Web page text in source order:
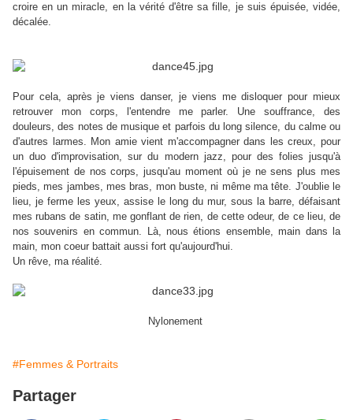
croire en un miracle, en la vérité d'être sa fille, je suis épuisée, vidée,
décalée.
Pour cela, après je viens danser, je viens me disloquer pour mieux
retrouver mon corps, l'entendre me parler. Une souffrance, des
douleurs, des notes de musique et parfois du long silence, du calme ou
d'autres larmes. Mon amie vient m'accompagner dans les creux, pour
un duo d'improvisation, sur du modern jazz, pour des folies jusqu'à
l'épuisement de nos corps, jusqu'au moment où je ne sens plus mes
pieds, mes jambes, mes bras, mon buste, ni même ma tête. J'oublie le
lieu, je ferme les yeux, assise le long du mur, sous la barre, défaisant
mes rubans de satin, me gonflant de rien, de cette odeur, de ce lieu, de
nos souvenirs en commun. Là, nous étions ensemble, main dans la
main, mon coeur battait aussi fort qu'aujourd'hui.
Un rêve, ma réalité.
Nylonement
#Femmes & Portraits
Partager